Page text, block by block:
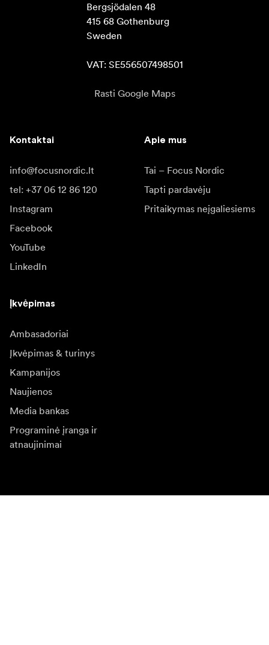
Bergsjödalen 48
415 68 Gothenburg
Sweden
VAT: SE556507498501
Rasti Google Maps
Kontaktai
info@focusnordic.lt
tel: +37 06 12 86 120
Instagram
Facebook
YouTube
LinkedIn
Apie mus
Tai – Focus Nordic
Tapti pardavėju
Pritaikymas neįgaliesiems
Įkvėpimas
Ambasadoriai
Įkvėpimas & turinys
Kampanijos
Naujienos
Media bankas
Programinė įranga ir
atnaujinimai